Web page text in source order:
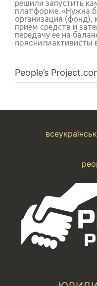
решили запустить
платформе. «Нужна
организация (фонд),
прием средств и
передачу ее на
пояснилиактивисты
People’s